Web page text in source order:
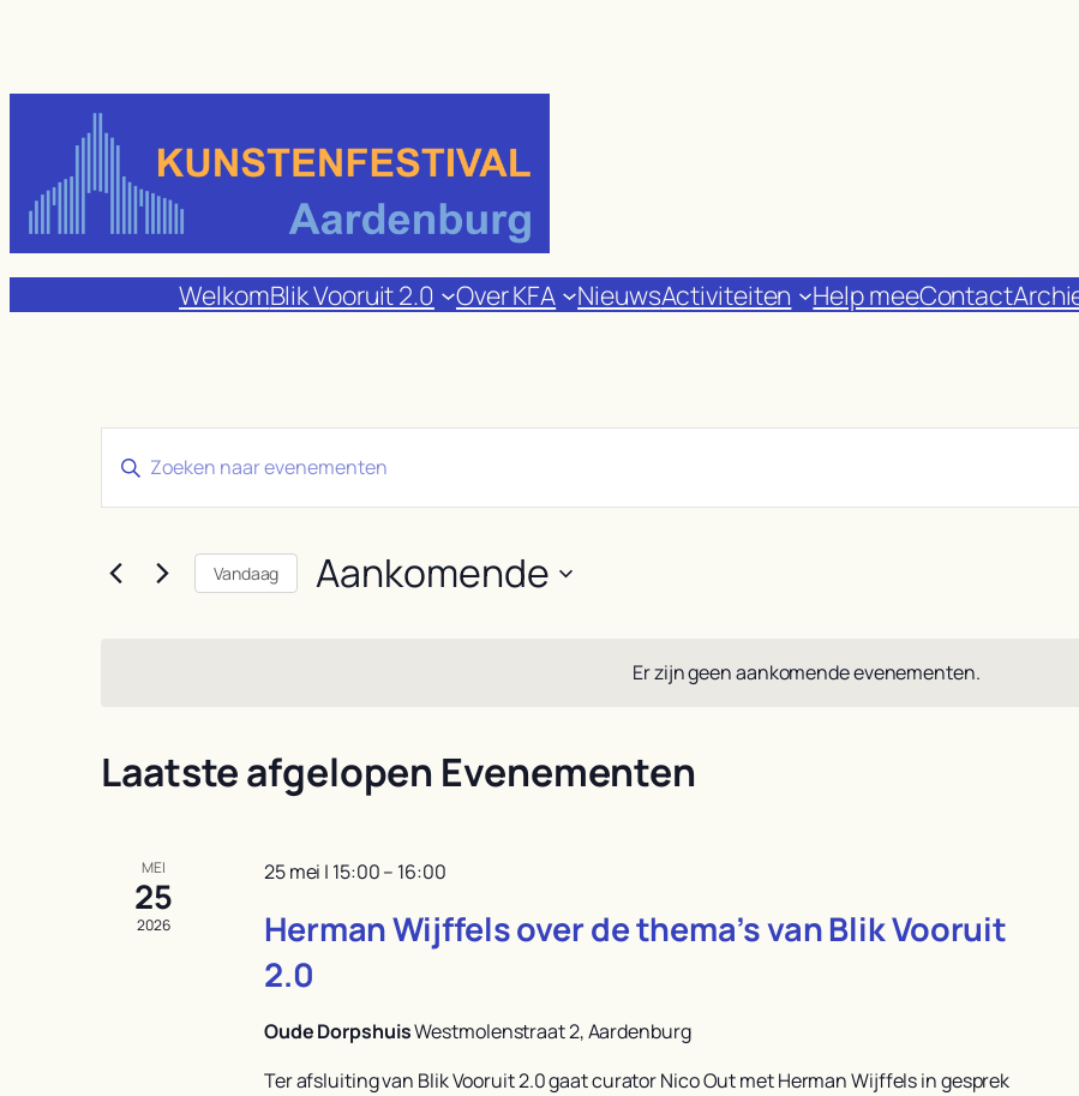
WelkomBlik Vooruit 2.0 Over KFA NieuwsActiviteiten Help meeContact
Er zijn geen aankomende evenementen.
Evenementen
Zoeken
weergeven
Vul
in.
Vandaag Aankomende
Laatste afgelopen Evenementen
MEI
25
2026
25 mei | 15:00– 16:00
Herman Wijffels over de thema’s van Blik Vooruit
2.0
Oude DorpshuisWestmolenstraat 2, Aardenburg
Ter afsluiting van Blik Vooruit 2.0 gaat curator Nico Out met Herman Wijffels in gesprek